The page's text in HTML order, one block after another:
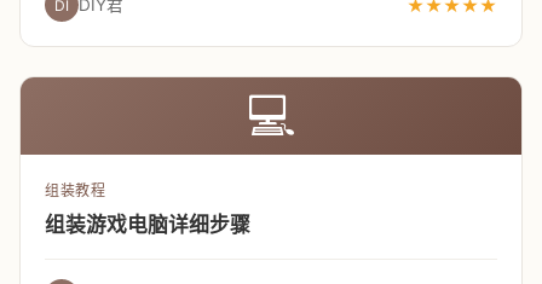
DI DIY君 ★★★★★
💻
组装教程
组装游戏电脑详细步骤